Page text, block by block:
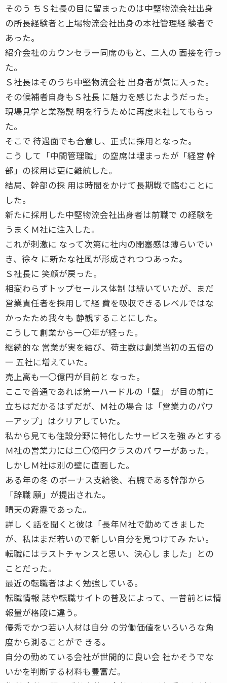
そのう ちＳ社長の目に留まったのは中堅物流会社出身
の所長経験者と上場物流会社出身の本社管理経 験者で
あった。
紹介会社のカウンセラー同席のもと、二人の 面接を行っ
た。
Ｓ社長はそのうち中堅物流会社 出身者が気に入った。
その候補者自身もＳ社長 に魅力を感じたようだった。
現場見学と業務説 明を行うために再度来社してもらっ
た。
そこで 待遇面でも合意し、正式に採用となった。
こう して「中間管理職」の空席は埋まったが「経営 幹
部」の採用は更に難航した。
結局、幹部の採 用は時間をかけて長期戦で臨むことに
した。
新たに採用した中堅物流会社出身者は前職で の経験を
うまくＭ社に注入した。
これが刺激に なって次第に社内の閉塞感は薄らいでい
き、徐々 に新たな社風が形成されつつあった。
Ｓ社長に 笑顔が戻った。
相変わらずトップセールス体制 は続いていたが、まだ
営業責任者を採用して経 費を吸収できるレベルではな
かったため我々も 静観することにした。
こうして創業から一〇年が経った。
継続的な 営業が実を結び、荷主数は創業当初の五倍の
一 五社に増えていた。
売上高も一〇億円が目前と なった。
ここで普通であれば第一ハードルの「壁」 が目の前に
立ちはだかるはずだが、Ｍ社の場合 は「営業力のパワ
ーアップ」はクリアしていた。
私から見ても住設分野に特化したサービスを強 みとする
Ｍ社の営業力には二〇億円クラスのパ ワーがあった。
しかしＭ社は別の壁に直面した。
ある年の冬 のボーナス支給後、右腕である幹部から
「辞職 願」が提出された。
晴天の霹靂であった。
詳し く話を聞くと彼は「長年Ｍ社で勤めてきました
が、私はまだ若いので新しい自分を見つけてみ たい。
転職にはラストチャンスと思い、決心し ました」との
ことだった。
最近の転職者はよく勉強している。
転職情報 誌や転職サイトの普及によって、一昔前とは情
報量が格段に違う。
優秀でかつ若い人材は自分 の労働価値をいろいろな角
度から測ることがで きる。
自分の勤めている会社が世間的に良い会 社かそうでな
いかを判断する材料も豊富だ。